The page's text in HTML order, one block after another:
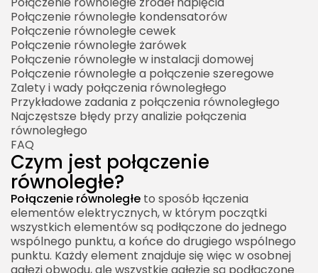
Połączenie równoległe kondensatorów
Połączenie równoległe cewek
Połączenie równoległe żarówek
Połączenie równoległe w instalacji domowej
Połączenie równoległe a połączenie szeregowe
Zalety i wady połączenia równoległego
Przykładowe zadania z połączenia równoległego
Najczęstsze błędy przy analizie połączenia
równoległego
FAQ
Czym jest połączenie
równoległe?
Połączenie równoległe to sposób łączenia
elementów elektrycznych, w którym początki
wszystkich elementów są podłączone do jednego
wspólnego punktu, a końce do drugiego wspólnego
punktu. Każdy element znajduje się więc w osobnej
gałęzi obwodu, ale wszystkie gałęzie są podłączone
Żarówki połączone równolegle
Jasność żarówek w połączeniu równoległym
Prąd w układzie żarówek
Połączenie równoległe w instalacji domowej
Dlaczego urządzenia w domu łączy się
równolegle?
Gniazdka elektryczne jako przykład połączenia
równoległego
Przeciążenie obwodu
Połączenie równoległe w samochodzie
Odbiorniki w instalacji samochodowej
Bezpieczniki w samochodzie